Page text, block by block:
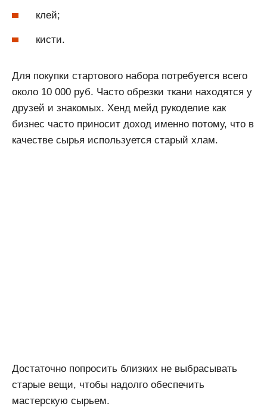
клей;
кисти.
Для покупки стартового набора потребуется всего
около 10 000 руб. Часто обрезки ткани находятся у
друзей и знакомых. Хенд мейд рукоделие как
бизнес часто приносит доход именно потому, что в
качестве сырья используется старый хлам.
Достаточно попросить близких не выбрасывать
старые вещи, чтобы надолго обеспечить
мастерскую сырьем.